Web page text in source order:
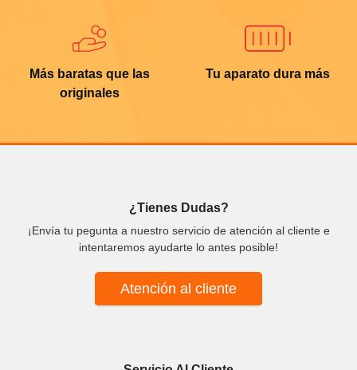
Más baratas que las
originales
Tu aparato dura más
¿Tienes Dudas?
¡Envía tu pegunta a nuestro servicio de atención al cliente e
intentaremos ayudarte lo antes posible!
Atención al cliente